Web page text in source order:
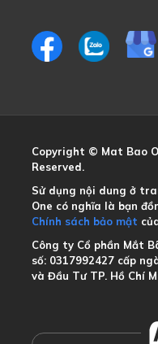
Copyright © Mat Bao
Reserved.
Sử dụng nội dung ở
One có nghĩa là bạn
Chính sách bảo mật
Công ty Cổ phần Mắt
số: 0317992427 cấp
và Đầu Tư TP. Hồ Chí